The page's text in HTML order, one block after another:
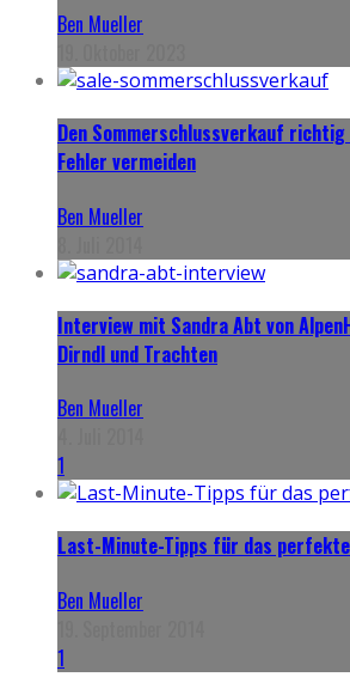
Ben Mueller
Den Sommerschlussverkauf
Fehler vermeiden
Ben Mueller
Interview mit Sandra Abt von
Dirndl und Trachten
Ben Mueller
1
Last-Minute-Tipps für das
Ben Mueller
1